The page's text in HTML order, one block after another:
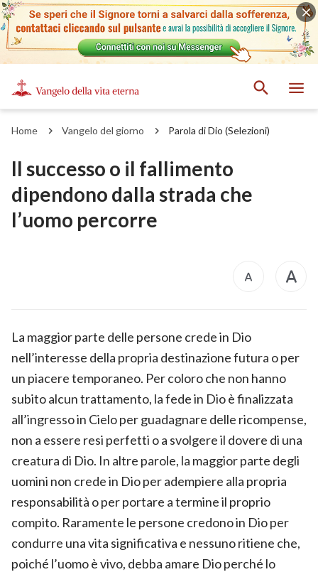
Home Vangelo del giorno Parola di Dio (Selezioni)
Il successo o il fallimento
dipendono dalla strada che
l’uomo percorre
La maggior parte delle persone crede in Dio
nell’interesse della propria destinazione futura o per
un piacere temporaneo. Per coloro che non hanno
subito alcun trattamento, la fede in Dio è finalizzata
all’ingresso in Cielo per guadagnare delle ricompense,
non a essere resi perfetti o a svolgere il dovere di una
creatura di Dio. In altre parole, la maggior parte degli
uomini non crede in Dio per adempiere alla propria
responsabilità o per portare a termine il proprio
compito. Raramente le persone credono in Dio per
condurre una vita significativa e nessuno ritiene che,
poiché l’uomo è vivo, debba amare Dio perché lo